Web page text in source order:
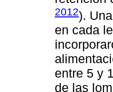
2012).
en cada
entre 5 y
de las